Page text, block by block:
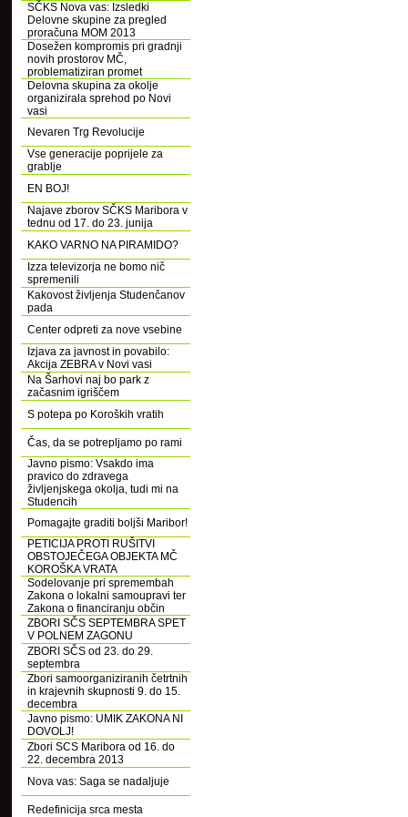
SČKS Nova vas: Izsledki
Delovne skupine za pregled
proračuna MOM 2013
Dosežen kompromis pri gradnji
novih prostorov MČ,
problematiziran promet
Delovna skupina za okolje
organizirala sprehod po Novi
vasi
Nevaren Trg Revolucije
Vse generacije poprijele za
grablje
EN BOJ!
Najave zborov SČKS Maribora v
tednu od 17. do 23. junija
KAKO VARNO NA PIRAMIDO?
Izza televizorja ne bomo nič
spremenili
Kakovost življenja Studenčanov
pada
Center odpreti za nove vsebine
Izjava za javnost in povabilo:
Akcija ZEBRA v Novi vasi
Na Šarhovi naj bo park z
začasnim igriščem
S potepa po Koroških vratih
Čas, da se potrepljamo po rami
Javno pismo: Vsakdo ima
pravico do zdravega
življenjskega okolja, tudi mi na
Studencih
Pomagajte graditi boljši Maribor!
PETICIJA PROTI RUŠITVI
OBSTOJEČEGA OBJEKTA MČ
KOROŠKA VRATA
Sodelovanje pri spremembah
Zakona o lokalni samoupravi ter
Zakona o financiranju občin
ZBORI SČS SEPTEMBRA SPET
V POLNEM ZAGONU
ZBORI SČS od 23. do 29.
septembra
Zbori samoorganiziranih četrtnih
in krajevnih skupnosti 9. do 15.
decembra
Javno pismo: UMIK ZAKONA NI
DOVOLJ!
Zbori SCS Maribora od 16. do
22. decembra 2013
Nova vas: Saga se nadaljuje
Redefinicija srca mesta